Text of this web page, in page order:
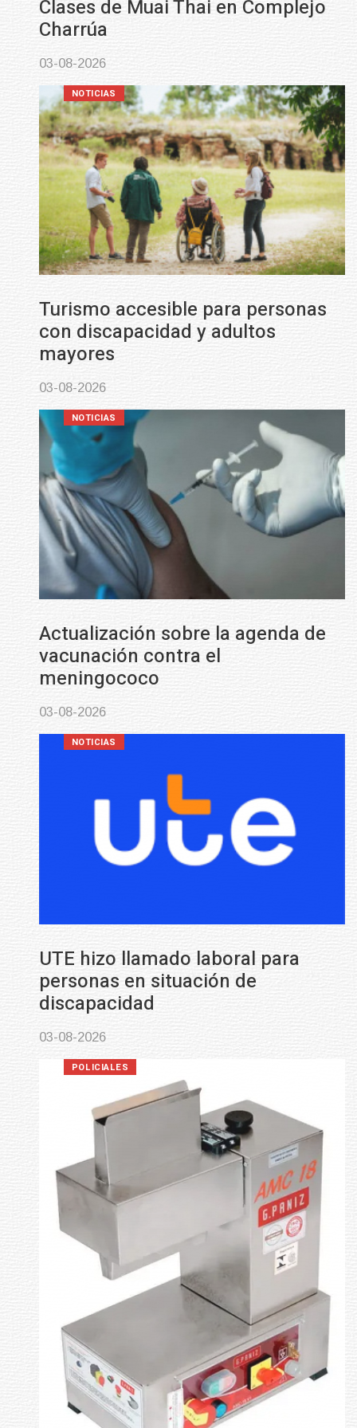
Clases de Muai Thai en Complejo
Charrúa
03-08-2026
Turismo accesible para personas
con discapacidad y adultos
mayores
03-08-2026
NOTICIAS
Actualización sobre la agenda de
vacunación contra el
meningococo
03-08-2026
NOTICIAS
UTE hizo llamado laboral para
personas en situación de
discapacidad
03-08-2026
NOTICIAS
POLICIALES